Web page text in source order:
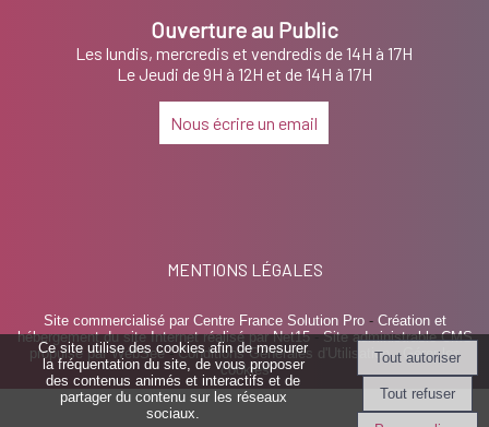
Ouverture au Public
Les lundis, mercredis et vendredis de 14H à 17H
Le Jeudi de 9H à 12H et de 14H à 17H
Nous écrire un email
MENTIONS LÉGALES
Site commercialisé par Centre France Solution Pro- Création et
hébergement du site Internet réalisé par Net15-Site administrable CMS
propulsé par WebSee-Conditions Générales d'Utilisation- Gérer les
cookies
Ce site utilise des cookies afin de mesurer
la fréquentation du site, de vous proposer
des contenus animés et interactifs et de
partager du contenu sur les réseaux
sociaux.